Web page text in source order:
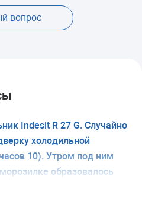
вопрос
Indesit R 27 G. Случайно
холодильной
10). Утром под ним
образовалось
по стенке. Дверь